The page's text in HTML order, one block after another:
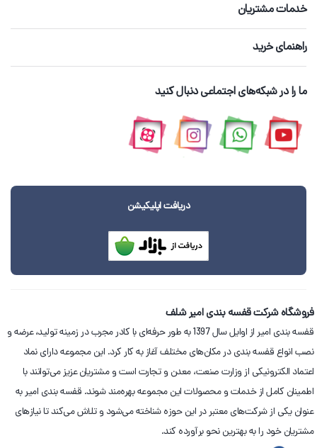
خدمات مشتریان
راهنمای خرید
ما را در شبکه‌های اجتماعی دنبال کنید
دریافت اپلیکیشن
فروشگاه شرکت قفسه بندی امیر شلف
قفسه بندی امیر از اوایل سال 1397 به طور حرفه‌ای با کادر مجرب در زمینه تولید، عرضه و
نصب انواع قفسه بندی در مکان‌های مختلف آغاز به کار کرد. این مجموعه دارای نماد
اعتماد الکترونیکی از وزارت صنعت، معدن و تجارت است و مشتریان عزیز می‌توانند با
اطمینان کامل از خدمات و محصولات این مجموعه بهره‌مند شوند. قفسه بندی امیر به
عنوان یکی از شرکت‌های معتبر در این حوزه شناخته می‌شود و تلاش می‌کند تا نیازهای
مشتریان خود را به بهترین نحو برآورده کند.